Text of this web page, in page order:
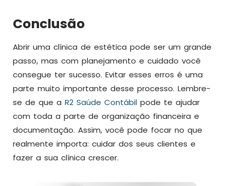
Conclusão
Abrir uma clínica de estética pode ser um grande
passo, mas com planejamento e cuidado você
consegue ter sucesso. Evitar esses erros é uma
parte muito importante desse processo. Lembre-
se de que a R2 Saúde Contábil pode te ajudar
com toda a parte de organização financeira e
documentação. Assim, você pode focar no que
realmente importa: cuidar dos seus clientes e
fazer a sua clínica crescer.